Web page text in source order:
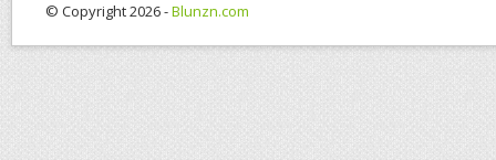
© Copyright 2026 -Blunzn.com